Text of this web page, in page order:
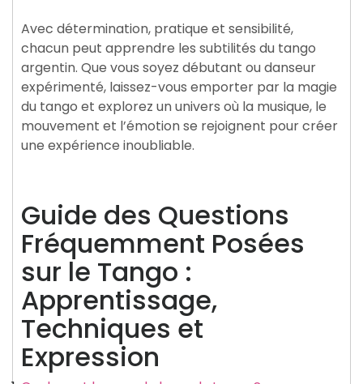
Avec détermination, pratique et sensibilité,
chacun peut apprendre les subtilités du tango
argentin. Que vous soyez débutant ou danseur
expérimenté, laissez-vous emporter par la magie
du tango et explorez un univers où la musique, le
mouvement et l’émotion se rejoignent pour créer
une expérience inoubliable.
Guide des Questions
Fréquemment Posées
sur le Tango :
Apprentissage,
Techniques et
Expression